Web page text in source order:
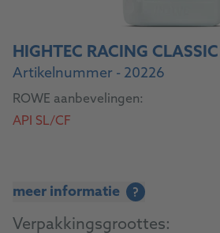
HIGHTEC RACING
Artikelnummer - 20226
ROWE aanbevelingen:
API SL/CF
meer informatie ?
Verpakkingsgroottes: